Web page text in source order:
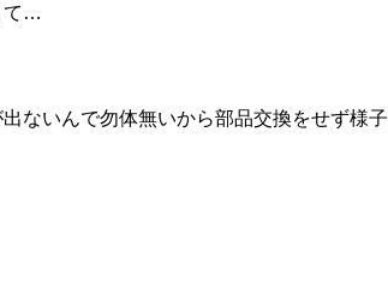
て…
ないんで勿体無いから部品交換をせず様子